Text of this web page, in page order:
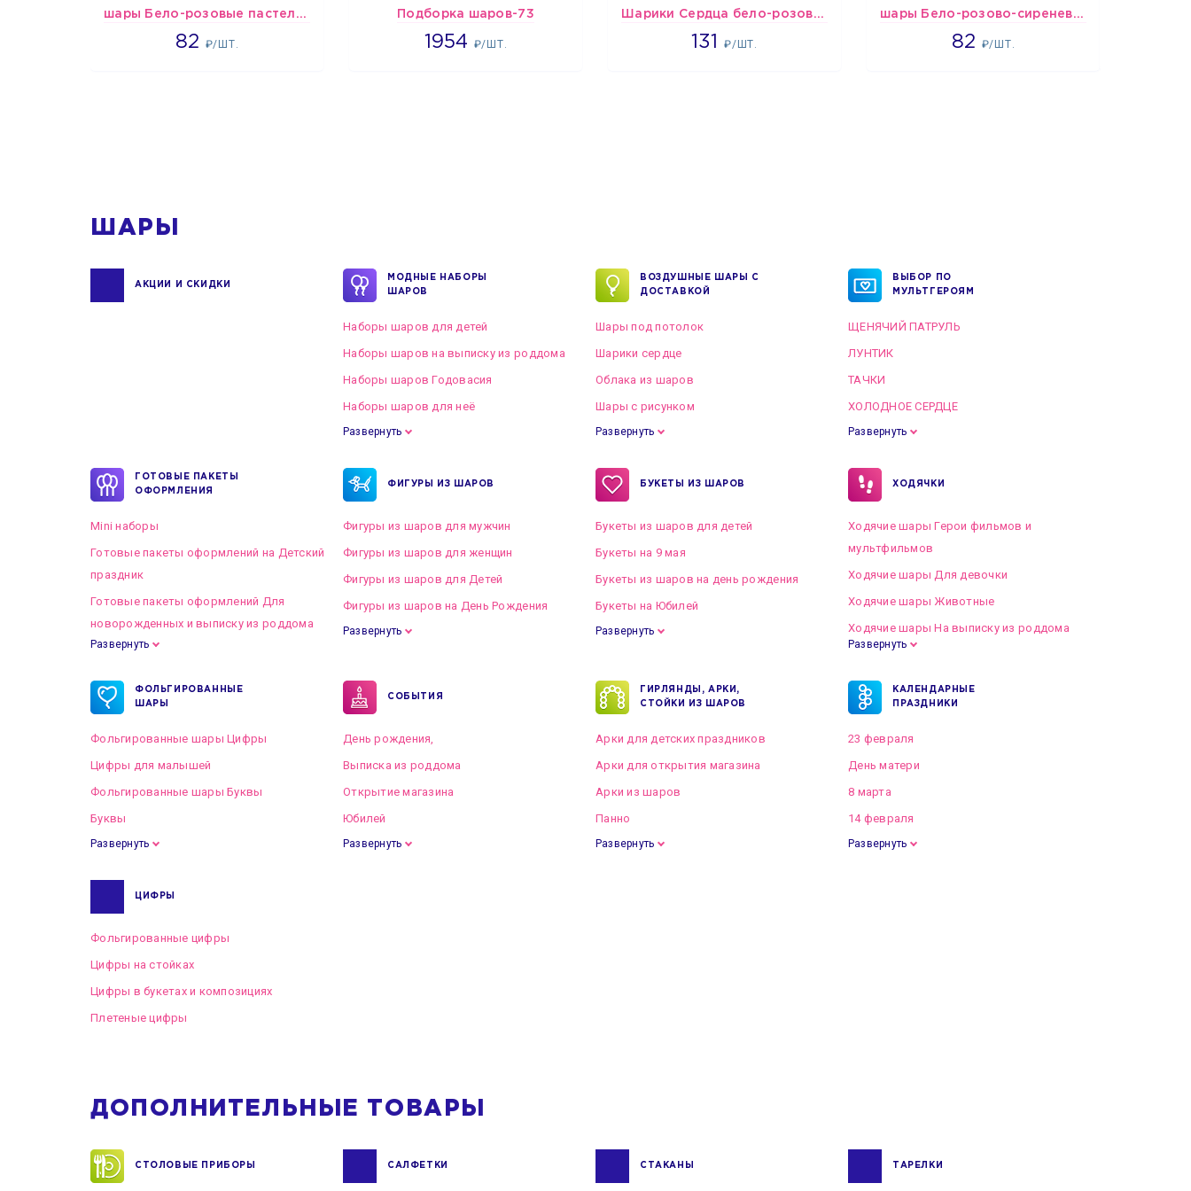
шары Бело-розовые пастельные
82 ₽/ШТ.
1637 Подборка шаров-73
1954 ₽/ШТ.
1954 Шарики Сердца бело-розово-красные
131₽/ШТ.
2660 шары Бело-розово-сиреневые пастельные
82 ₽/ШТ.
1637
ШАРЫ
АКЦИИ И СКИДКИ
МОДНЫЕ НАБОРЫ
ШАРОВ
Наборы шаров для детей
Наборы шаров на выписку из роддома
Наборы шаров Годовасия
Наборы шаров для неё
Развернуть
ВОЗДУШНЫЕ ШАРЫ С
ДОСТАВКОЙ
Шары под потолок
Шарики сердце
Облака из шаров
Шары с рисунком
Развернуть
ВЫБОР ПО
МУЛЬТГЕРОЯМ
ЩЕНЯЧИЙ ПАТРУЛЬ
ЛУНТИК
ТАЧКИ
ХОЛОДНОЕ СЕРДЦЕ
Развернуть
ГОТОВЫЕ ПАКЕТЫ
ОФОРМЛЕНИЯ
Mini наборы
Готовые пакеты оформлений на Детский
праздник
Готовые пакеты оформлений Для
новорожденных и выписку из роддома
Готовые пакеты оформлений на Свадьбу
Развернуть
ФИГУРЫ ИЗ ШАРОВ
Фигуры из шаров для мужчин
Фигуры из шаров для женщин
Фигуры из шаров для Детей
Фигуры из шаров на День Рождения
Развернуть
БУКЕТЫ ИЗ ШАРОВ
Букеты из шаров для детей
Букеты на 9 мая
Букеты из шаров на день рождения
Букеты на Юбилей
Развернуть
ХОДЯЧКИ
Ходячие шары Герои фильмов и
мультфильмов
Ходячие шары Для девочки
Ходячие шары Животные
Ходячие шары На выписку из роддома
Развернуть
ФОЛЬГИРОВАННЫЕ
ШАРЫ
Фольгированные шары Цифры
Цифры для малышей
Фольгированные шары Буквы
Буквы
Развернуть
СОБЫТИЯ
День рождения,
Выписка из роддома
Открытие магазина
Юбилей
Развернуть
ГИРЛЯНДЫ, АРКИ,
СТОЙКИ ИЗ ШАРОВ
Арки для детских праздников
Арки для открытия магазина
Арки из шаров
Панно
Развернуть
КАЛЕНДАРНЫЕ
ПРАЗДНИКИ
23 февраля
День матери
8 марта
14 февраля
Развернуть
ЦИФРЫ
Фольгированные цифры
Цифры на стойках
Цифры в букетах и композициях
Плетеные цифры
ДОПОЛНИТЕЛЬНЫЕ ТОВАРЫ
СТОЛОВЫЕ ПРИБОРЫ САЛФЕТКИ СТАКАНЫ ТАРЕЛКИ